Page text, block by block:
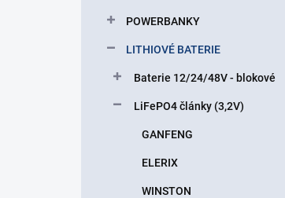
POWERBANKY
LITHIOVÉ BATERIE
Baterie 12/24/48V - blokové
LiFePO4 články (3,2V)
GANFENG
ELERIX
WINSTON